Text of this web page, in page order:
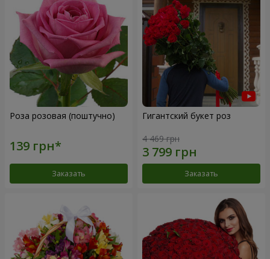
Роза розовая (поштучно)
Заказать
Гигантский букет роз
4 469 грн
Заказать